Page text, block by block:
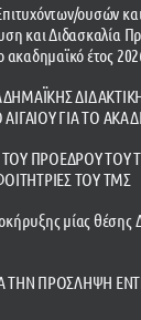
ουσών
και Διδασκαλία
ακαδημαϊκό έτος
ΓΙΑ ΤΟ
ΠΡΟΕΔΡΟΥ ΤΟΥ
ΤΟΥ ΤΜΣ
μίας θέσης
ΤΗΝ ΠΡΟΣΛΗΨΗ